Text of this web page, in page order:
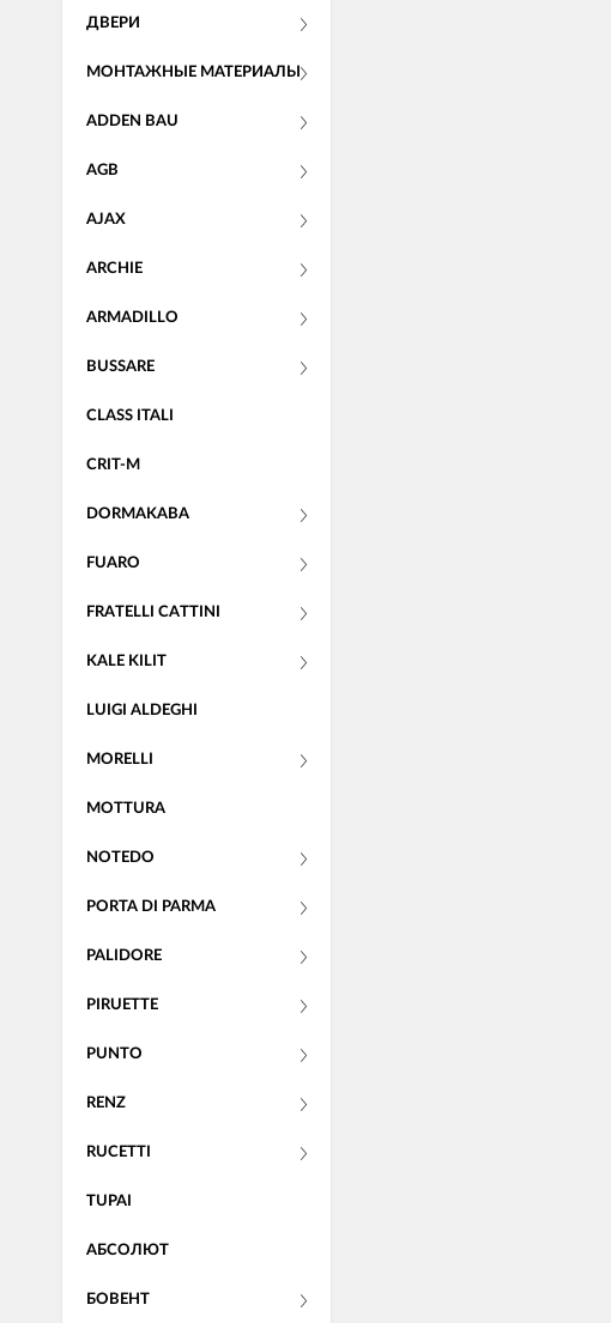
ДВЕРИ
МОНТАЖНЫЕ МАТЕРИАЛЫ
ADDEN BAU
AGB
AJAX
ARCHIE
ARMADILLO
BUSSARE
CLASS ITALI
CRIT-M
DORMAKABA
FUARO
FRATELLI CATTINI
KALE KILIT
LUIGI ALDEGHI
MORELLI
MOTTURA
NOTEDO
PORTA DI PARMA
PALIDORE
PIRUETTE
PUNTO
RENZ
RUCETTI
TUPAI
АБСОЛЮТ
БОВЕНТ